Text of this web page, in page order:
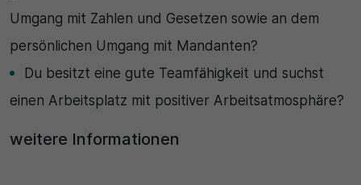
Umgang mit Zahlen und Gesetzen sowie an dem
persönlichen Umgang mit Mandanten?
Du besitzt eine gute Teamfähigkeit und suchst
einen Arbeitsplatz mit positiver Arbeitsatmosphäre?
weitere Informationen